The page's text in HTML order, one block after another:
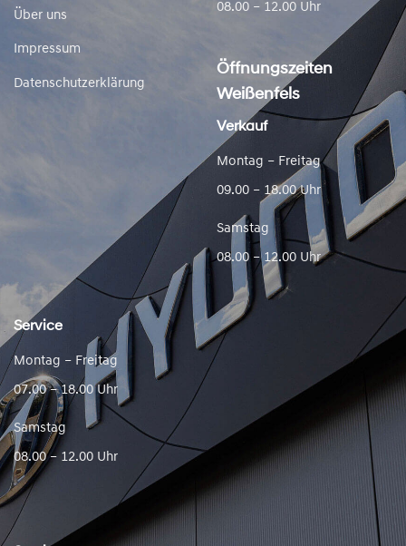
Über uns
Impressum
Datenschutzerklärung
08.00 – 12.00 Uhr
Öffnungszeiten
Weißenfels
Verkauf
Montag – Freitag
09.00 – 18.00 Uhr
Samstag
08.00 – 12.00 Uhr
Service
Montag – Freitag
07.00 – 18.00 Uhr
Samstag
08.00 – 12.00 Uhr